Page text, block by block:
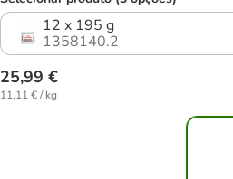
12 x 195 g
1358140.2
25,99 €
11,11 € / kg